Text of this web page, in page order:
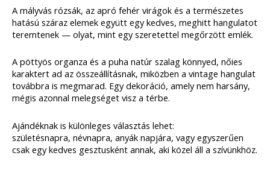
A mályvás rózsák, az apró fehér virágok és a természetes
hatású száraz elemek együtt egy kedves, meghitt hangulatot
teremtenek — olyat, mint egy szeretettel megőrzött emlék.
A pöttyös organza és a puha natúr szalag könnyed, nőies
karaktert ad az összeállításnak, miközben a vintage hangulat
továbbra is megmarad. Egy dekoráció, amely nem harsány,
mégis azonnal melegséget visz a térbe.
Ajándéknak is különleges választás lehet:
születésnapra, névnapra, anyák napjára, vagy egyszerűen
csak egy kedves gesztusként annak, aki közel áll a szívünkhöz.